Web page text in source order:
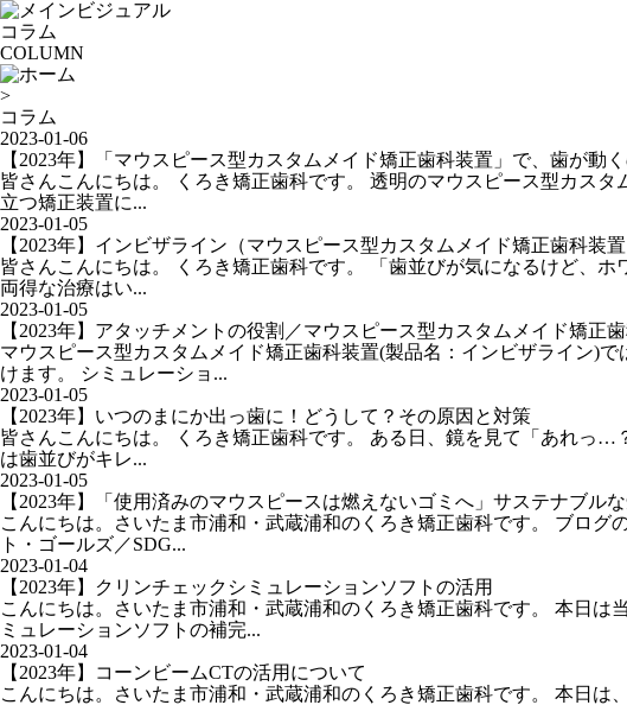
コラム
COLUMN
>
コラム
2023-01-06
【2023年】「マウスピース型カスタムメイド矯正歯科装置」で、歯が動く
皆さんこんにちは。 くろき矯正歯科です。 透明のマウスピース型カス
立つ矯正装置に...
2023-01-05
【2023年】インビザライン（マウスピース型カスタムメイド矯正歯科装
皆さんこんにちは。 くろき矯正歯科です。 「歯並びが気になるけど、
両得な治療はい...
2023-01-05
【2023年】アタッチメントの役割／マウスピース型カスタムメイド矯正
マウスピース型カスタムメイド矯正歯科装置(製品名：インビザライン)
けます。 シミュレーショ...
2023-01-05
【2023年】いつのまにか出っ歯に！どうして？その原因と対策
皆さんこんにちは。 くろき矯正歯科です。 ある日、鏡を見て「あれっ
は歯並びがキレ...
2023-01-05
【2023年】「使用済みのマウスピースは燃えないゴミへ」サステナブル
こんにちは。さいたま市浦和・武蔵浦和のくろき矯正歯科です。 ブロ
ト・ゴールズ／SDG...
2023-01-04
【2023年】クリンチェックシミュレーションソフトの活用
こんにちは。さいたま市浦和・武蔵浦和のくろき矯正歯科です。 本日
ミュレーションソフトの補完...
2023-01-04
【2023年】コーンビームCTの活用について
こんにちは。さいたま市浦和・武蔵浦和のくろき矯正歯科です。 本日